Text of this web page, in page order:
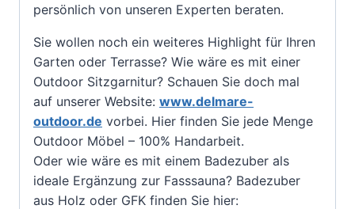
persönlich von unseren Experten beraten.
Sie wollen noch ein weiteres Highlight für Ihren
Garten oder Terrasse? Wie wäre es mit einer
Outdoor Sitzgarnitur? Schauen Sie doch mal
auf unserer Website: www.delmare-
outdoor.de vorbei. Hier finden Sie jede Menge
Outdoor Möbel – 100% Handarbeit.
Oder wie wäre es mit einem Badezuber als
ideale Ergänzung zur Fasssauna? Badezuber
aus Holz oder GFK finden Sie hier: